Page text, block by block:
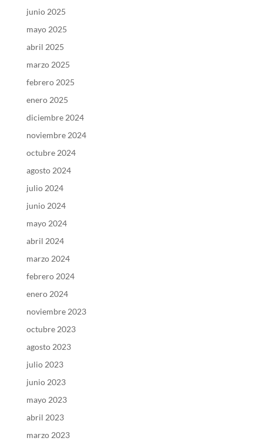
junio 2025
mayo 2025
abril 2025
marzo 2025
febrero 2025
enero 2025
diciembre 2024
noviembre 2024
octubre 2024
agosto 2024
julio 2024
junio 2024
mayo 2024
abril 2024
marzo 2024
febrero 2024
enero 2024
noviembre 2023
octubre 2023
agosto 2023
julio 2023
junio 2023
mayo 2023
abril 2023
marzo 2023